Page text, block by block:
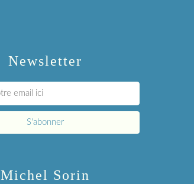
Newsletter
Michel Sorin